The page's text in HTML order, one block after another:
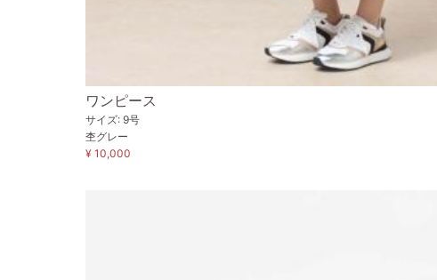
ワンピース
サイズ: 9号
杢グレー
¥ 10,000